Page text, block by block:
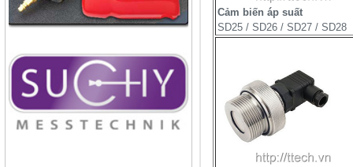
Công ty TNHH cán thép Tam
Tiếp tục cập nhật
Cảm biến áp suất
SD25 / SD26 / SD27 / SD28